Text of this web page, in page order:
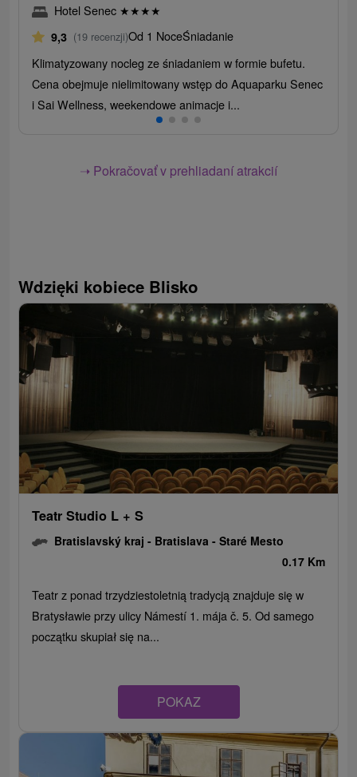
Hotel Senec ★★★★
9,3 (19 recenzji)Od 1 NoceŚniadanie
Klimatyzowany nocleg ze śniadaniem w formie bufetu.
Cena obejmuje nielimitowany wstęp do Aquaparku Senec
i Sai Wellness, weekendowe animacje i...
➝ Pokračovať v prehliadaní atrakcií
Wdzięki kobiece Blisko
Teatr Studio L + S
Bratislavský kraj - Bratislava - Staré Mesto
0.17 Km
Teatr z ponad trzydziestoletnią tradycją znajduje się w
Bratysławie przy ulicy Námestí 1. mája č. 5. Od samego
początku skupiał się na...
POKAZ